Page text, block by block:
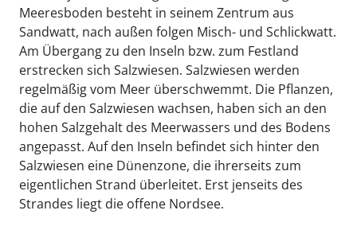
Meeresboden besteht in seinem Zentrum aus
Sandwatt, nach außen folgen Misch- und Schlickwatt.
Am Übergang zu den Inseln bzw. zum Festland
erstrecken sich Salzwiesen. Salzwiesen werden
regelmäßig vom Meer überschwemmt. Die Pflanzen,
die auf den Salzwiesen wachsen, haben sich an den
hohen Salzgehalt des Meerwassers und des Bodens
angepasst. Auf den Inseln befindet sich hinter den
Salzwiesen eine Dünenzone, die ihrerseits zum
eigentlichen Strand überleitet. Erst jenseits des
Strandes liegt die offene Nordsee.